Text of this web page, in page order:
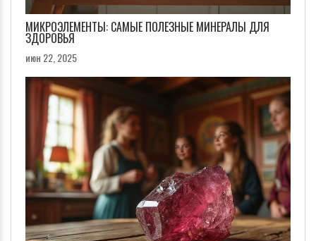
МИКРОЭЛЕМЕНТЫ: САМЫЕ ПОЛЕЗНЫЕ МИНЕРАЛЫ ДЛЯ
ЗДОРОВЬЯ
июн 22, 2025